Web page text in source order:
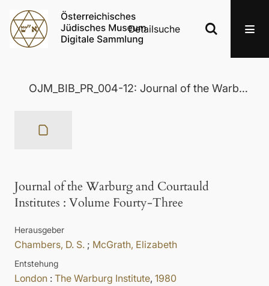
Detailsuche
OJM_BIB_PR_004-12: Journal of the Warburg and Courtauld Institutes
Journal of the Warburg and Courtauld
Institutes : Volume Fourty-Three
Herausgeber
Chambers, D. S. ; McGrath, Elizabeth
Entstehung
London : The Warburg Institute, 1980